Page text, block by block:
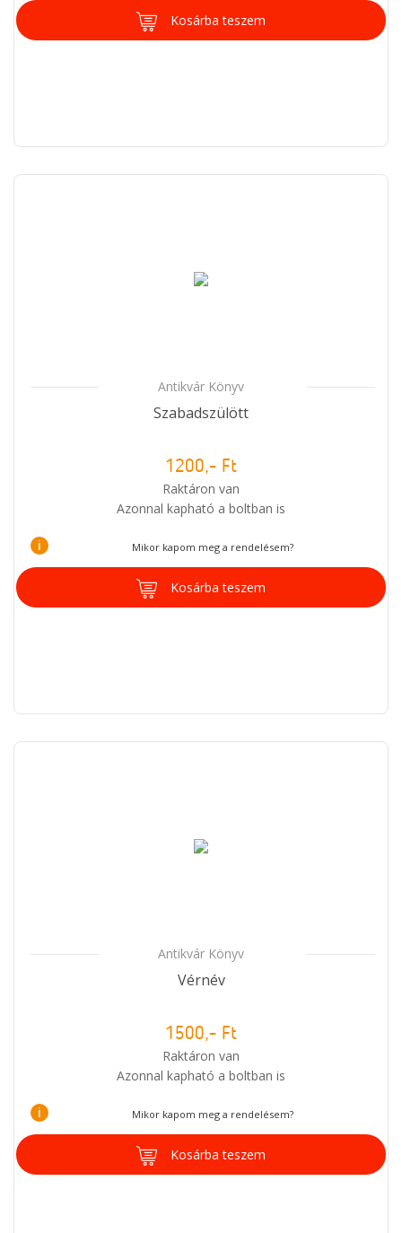
Kosárba teszem
Antikvár Könyv
Szabadszülött
1200,- Ft
Raktáron van
Azonnal kapható a boltban is
i Mikor kapom meg a rendelésem?
Kosárba teszem
Antikvár Könyv
Vérnév
1500,- Ft
Raktáron van
Azonnal kapható a boltban is
i Mikor kapom meg a rendelésem?
Kosárba teszem